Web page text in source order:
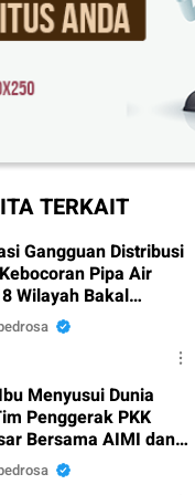
TERKAIT
Gangguan Distribusi
Pipa Air
Wilayah Bakal
Menyusui Dunia
Penggerak PKK
Bersama AIMI dan
300 Peserta
ASI Eksklusif